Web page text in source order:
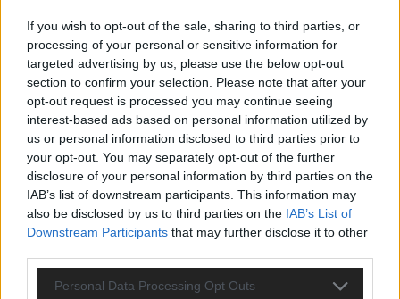
If you wish to opt-out of the sale, sharing to third parties, or
processing of your personal or sensitive information for
targeted advertising by us, please use the below opt-out
section to confirm your selection. Please note that after your
opt-out request is processed you may continue seeing
interest-based ads based on personal information utilized by
us or personal information disclosed to third parties prior to
your opt-out. You may separately opt-out of the further
disclosure of your personal information by third parties on the
IAB’s list of downstream participants. This information may
also be disclosed by us to third parties on the IAB’s List of
Downstream Participants that may further disclose it to other
Personal Data Processing Opt Outs
DARA gewinnt verdient, Israel beunruhigend –
unser Kommentar zum ESC 2026
KOMMENTAR
Mai 2026
KOMMENTAR
ESC-Finale morgen: Finnland Favorit, Australien